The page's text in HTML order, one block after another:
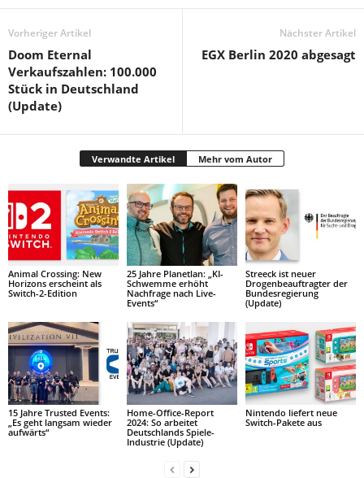
Vorheriger Artikel
Doom Eternal
Verkaufszahlen: 100.000
Stück in Deutschland
(Update)
Nächster Artikel
EGX Berlin 2020 abgesagt
Verwandte Artikel Mehr vom Autor
Animal Crossing: New
Horizons erscheint als
Switch-2-Edition
25 Jahre Planetlan: „KI-
Schwemme erhöht
Nachfrage nach Live-
Events“
Streeck ist neuer
Drogenbeauftragter der
Bundesregierung
(Update)
15 Jahre Trusted Events:
„Es geht langsam wieder
aufwärts“
Home-Office-Report
2024: So arbeitet
Deutschlands Spiele-
Industrie (Update)
Nintendo liefert neue
Switch-Pakete aus